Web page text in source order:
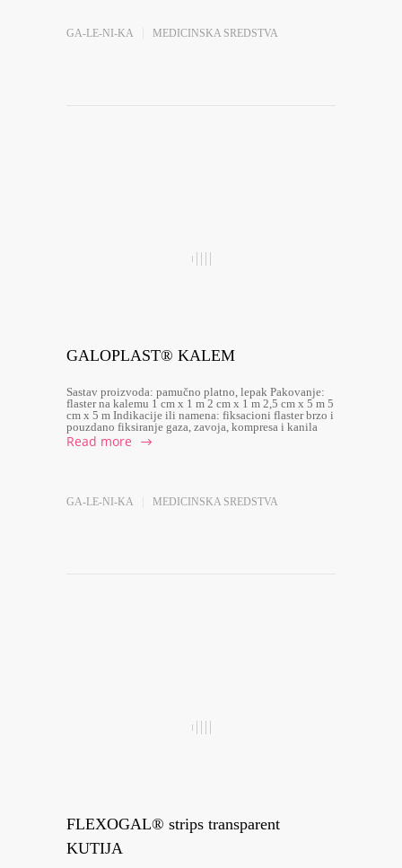
GA-LE-NI-KA MEDICINSKA SREDSTVA
GALOPLAST® KALEM
Sastav proizvoda: pamučno platno, lepak Pakovanje:
flaster na kalemu 1 cm x 1 m 2 cm x 1 m 2,5 cm x 5 m 5
cm x 5 m Indikacije ili namena: fiksacioni flaster brzo i
pouzdano fiksiranje gaza, zavoja, kompresa i kanila
Read more
GA-LE-NI-KA MEDICINSKA SREDSTVA
FLEXOGAL® strips transparent
KUTIJA